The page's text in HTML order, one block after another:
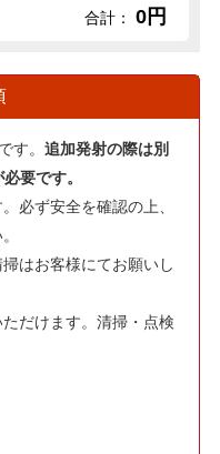
合計： 0円
す。 追加発射の際は別
要です。
必ず安全を確認の上、
はお客様にてお願いし
だけます。清掃・点検